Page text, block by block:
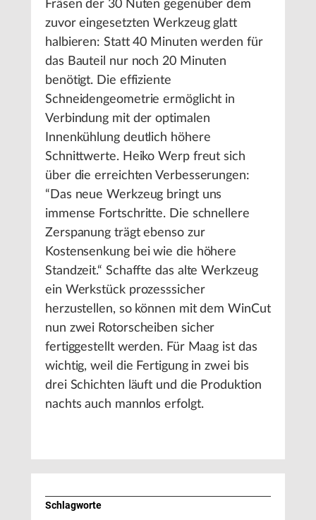
Fräsen der 30 Nuten gegenüber dem
zuvor eingesetzten Werkzeug glatt
halbieren: Statt 40 Minuten werden für
das Bauteil nur noch 20 Minuten
benötigt. Die effiziente
Schneidengeometrie ermöglicht in
Verbindung mit der optimalen
Innenkühlung deutlich höhere
Schnittwerte. Heiko Werp freut sich
über die erreichten Verbesserungen:
“Das neue Werkzeug bringt uns
immense Fortschritte. Die schnellere
Zerspanung trägt ebenso zur
Kostensenkung bei wie die höhere
Standzeit.“ Schaffte das alte Werkzeug
ein Werkstück prozesssicher
herzustellen, so können mit dem WinCut
nun zwei Rotorscheiben sicher
fertiggestellt werden. Für Maag ist das
wichtig, weil die Fertigung in zwei bis
drei Schichten läuft und die Produktion
nachts auch mannlos erfolgt.
Schlagworte